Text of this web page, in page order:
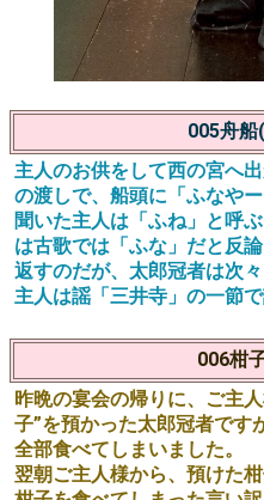
005舟
主人のお供をして西の宮へ
の渡しで、船頭に「ふなや
聞いた主人は「ふね」と呼
は古歌では「ふな」だと反
返すのだが、太郎冠者は次
主人は謡「三井寺」の一節
006柑
昨晩の宴会の帰りに、ご主
子”を預かった太郎冠者です
全部食べてしまいました。
翌朝ご主人様から、預けた